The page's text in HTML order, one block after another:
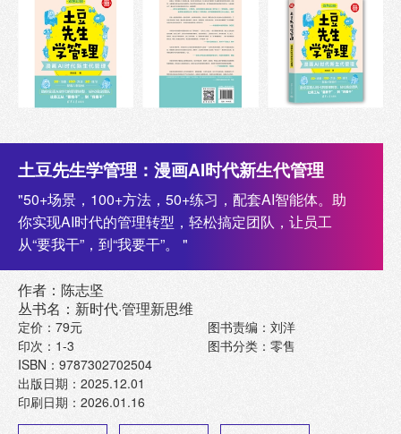
土豆先生学管理：漫画AI时代新生代管理
"50+场景，100+方法，50+练习，配套AI智能体。助
你实现AI时代的管理转型，轻松搞定团队，让员工
从“要我干”，到“我要干”。 "
作者：陈志坚
丛书名：新时代·管理新思维
定价：79元
印次：1-3
ISBN：9787302702504
出版日期：2025.12.01
印刷日期：2026.01.16
图书责编：刘洋
图书分类：零售